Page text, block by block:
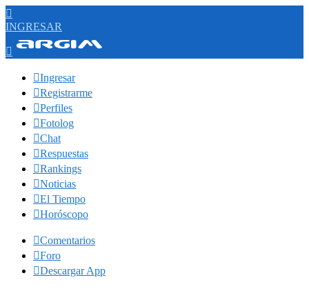

INGRESAR

Ingresar
Registrarme
Perfiles
Fotolog
Chat
Respuestas
Rankings
Noticias
El Tiempo
Horóscopo
Comentarios
Foro
Descargar App